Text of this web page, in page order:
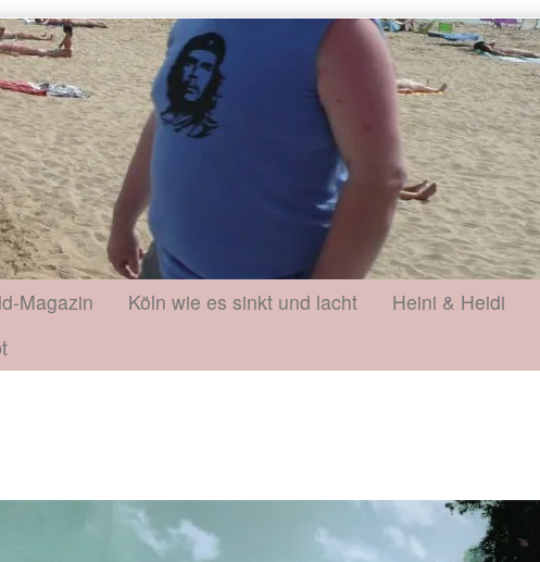
Magazin Köln wie es sinkt und lacht Heini & Heidi